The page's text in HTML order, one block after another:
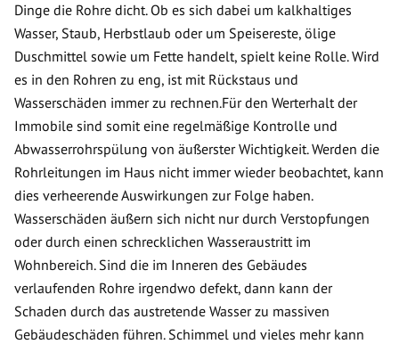
Dinge die Rohre dicht. Ob es sich dabei um kalkhaltiges
Wasser, Staub, Herbstlaub oder um Speisereste, ölige
Duschmittel sowie um Fette handelt, spielt keine Rolle. Wird
es in den Rohren zu eng, ist mit Rückstaus und
Wasserschäden immer zu rechnen.Für den Werterhalt der
Immobile sind somit eine regelmäßige Kontrolle und
Abwasserrohrspülung von äußerster Wichtigkeit. Werden die
Rohrleitungen im Haus nicht immer wieder beobachtet, kann
dies verheerende Auswirkungen zur Folge haben.
Wasserschäden äußern sich nicht nur durch Verstopfungen
oder durch einen schrecklichen Wasseraustritt im
Wohnbereich. Sind die im Inneren des Gebäudes
verlaufenden Rohre irgendwo defekt, dann kann der
Schaden durch das austretende Wasser zu massiven
Gebäudeschäden führen. Schimmel und vieles mehr kann